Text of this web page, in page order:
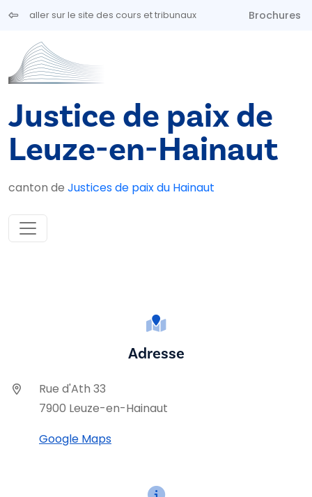
Aller au contenu principal
aller sur le site des cours et tribunaux Brochures
Justice de paix de
Leuze-en-Hainaut
canton de Justices de paix du Hainaut
Adresse
Rue d'Ath 33
7900 Leuze-en-Hainaut
Google Maps